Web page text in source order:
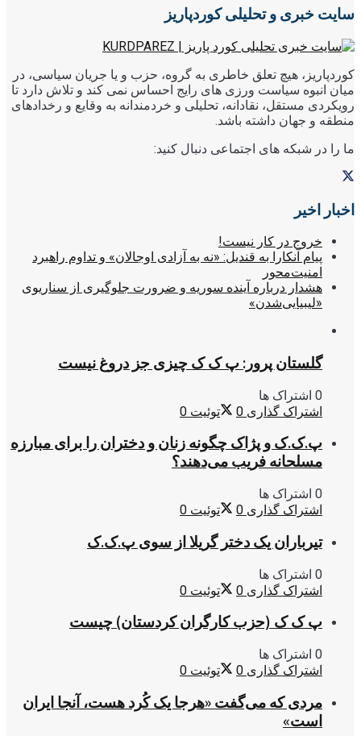
سایت خبری و تحلیلی کوردپاریز
کوردپاریز، هیچ تعلق خاطری به گروه، حزب و یا جریان سیاسی، در
میان انبوه سیاست ورزی های رایج احساس نمی کند و تلاش دارد تا
رویکردی مستقل، نقادانه، تحلیلی و خردمندانه به وقایع و رخدادهای
منطقه و جهان داشته باشد.
ما را در شبکه های اجتماعی دنبال کنید:
اخبار اخیر
خروج در کار نیست!
پیام آنکارا به قندیل: «نه به آزادی اوجالان» و تداوم راهبرد
امنیت‌محور
هشدار درباره آینده سوریه و ضرورت جلوگیری از سناریوی
«لیبیایی‌شدن»
گلستان پرور: پ ک ک چیزی جز دروغ نیست
0 اشتراک ها
اشتراک گذاری 0 توئیت 0
پ.ک.ک و پژاک چگونه زنان و دختران را برای مبارزه
مسلحانه فریب می‌دهند؟
0 اشتراک ها
اشتراک گذاری 0 توئیت 0
تیرباران یک دختر گریلا از سوی پ.ک.ک
0 اشتراک ها
اشتراک گذاری 0 توئیت 0
پ ک ک (حزب کارگران کردستان) چیست
0 اشتراک ها
اشتراک گذاری 0 توئیت 0
مردی که می‌گفت «هرجا یک کُرد هست، آنجا ایران
است»